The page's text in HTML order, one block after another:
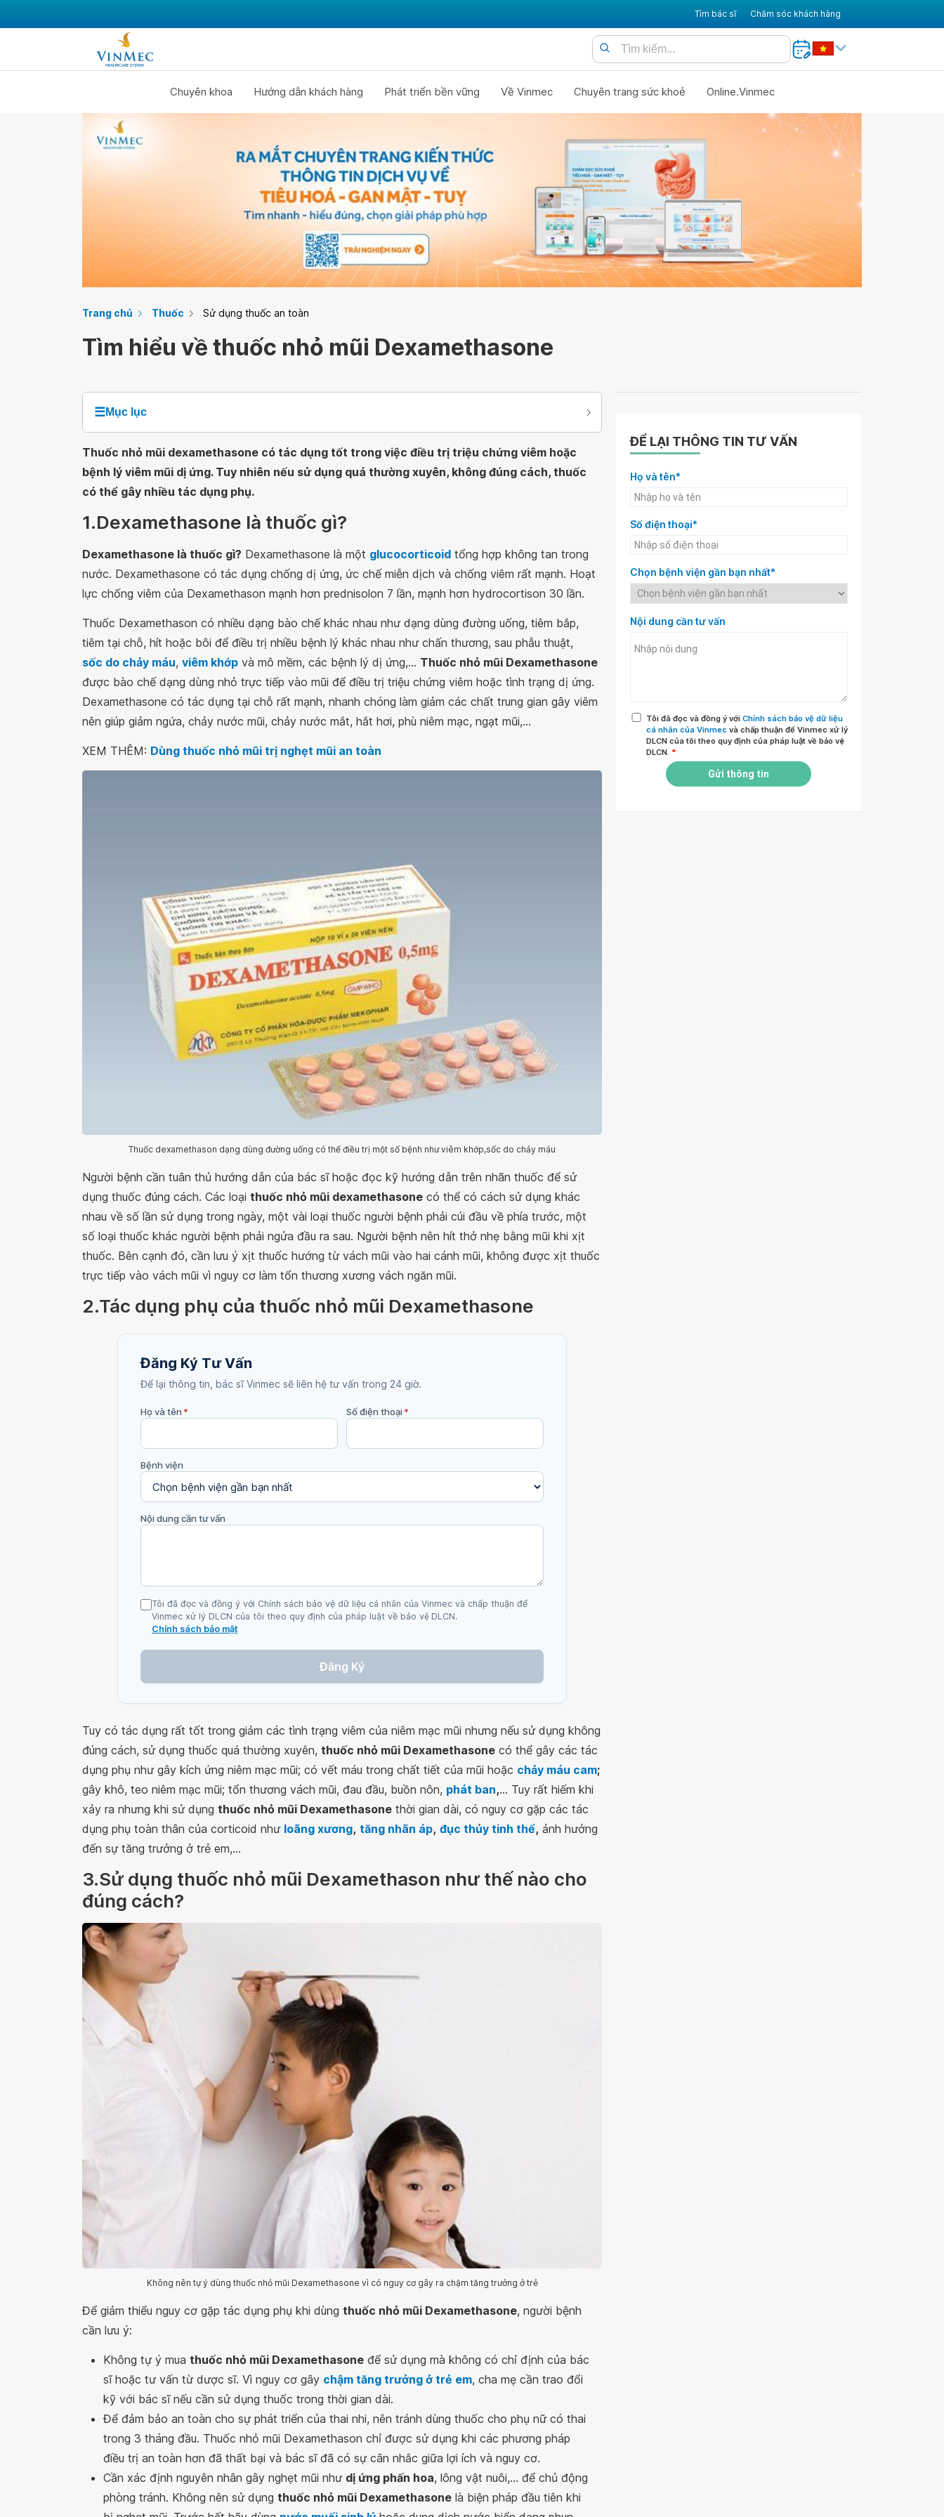
Tìm bác sĩ Chăm sóc khách hàng
Chuyên khoa Hướng dẫn khách hàng Phát triển bền vững Về Vinmec Chuyên trang sức khoẻ Online.Vinmec
Trang chủ Thuốc Sử dụng thuốc an toàn
Tìm hiểu về thuốc nhỏ mũi Dexamethasone
☰Mục lục
Thuốc nhỏ mũi dexamethasone có tác dụng tốt trong việc điều trị triệu chứng viêm hoặc
bệnh lý viêm mũi dị ứng. Tuy nhiên nếu sử dụng quá thường xuyên, không đúng cách, thuốc
có thể gây nhiều tác dụng phụ.
1.Dexamethasone là thuốc gì?
Dexamethasone là thuốc gì? Dexamethasone là một glucocorticoid tổng hợp không tan trong
nước. Dexamethasone có tác dụng chống dị ứng, ức chế miễn dịch và chống viêm rất mạnh. Hoạt
lực chống viêm của Dexamethason mạnh hơn prednisolon 7 lần, mạnh hơn hydrocortison 30 lần.
Thuốc Dexamethason có nhiều dạng bào chế khác nhau như dạng dùng đường uống, tiêm bắp,
tiêm tại chỗ, hít hoặc bôi để điều trị nhiều bệnh lý khác nhau như chấn thương, sau phẫu thuật,
sốc do chảy máu, viêm khớp và mô mềm, các bệnh lý dị ứng,... Thuốc nhỏ mũi Dexamethasone
được bào chế dạng dùng nhỏ trực tiếp vào mũi để điều trị triệu chứng viêm hoặc tình trạng dị ứng.
Dexamethasone có tác dụng tại chỗ rất mạnh, nhanh chóng làm giảm các chất trung gian gây viêm
nên giúp giảm ngứa, chảy nước mũi, chảy nước mắt, hắt hơi, phù niêm mạc, ngạt mũi,...
XEM THÊM: Dùng thuốc nhỏ mũi trị nghẹt mũi an toàn
Thuốc dexamethason dạng dùng đường uống có thể điều trị một số bệnh như viêm khớp,sốc do chảy máu
Người bệnh cần tuân thủ hướng dẫn của bác sĩ hoặc đọc kỹ hướng dẫn trên nhãn thuốc để sử
dụng thuốc đúng cách. Các loại thuốc nhỏ mũi dexamethasone có thể có cách sử dụng khác
nhau về số lần sử dụng trong ngày, một vài loại thuốc người bệnh phải cúi đầu về phía trước, một
số loại thuốc khác người bệnh phải ngửa đầu ra sau. Người bệnh nên hít thở nhẹ bằng mũi khi xịt
thuốc. Bên cạnh đó, cần lưu ý xịt thuốc hướng từ vách mũi vào hai cánh mũi, không được xịt thuốc
trực tiếp vào vách mũi vì nguy cơ làm tổn thương xương vách ngăn mũi.
2.Tác dụng phụ của thuốc nhỏ mũi Dexamethasone
Đăng Ký Tư Vấn
Để lại thông tin, bác sĩ Vinmec sẽ liên hệ tư vấn trong 24 giờ.
Họ và tên* Số điện thoại*
Bệnh viện
Nội dung cần tư vấn
Tôi đã đọc và đồng ý với Chính sách bảo vệ dữ liệu cá nhân của Vinmec và chấp thuận để
Vinmec xử lý DLCN của tôi theo quy định của pháp luật về bảo vệ DLCN.
Chính sách bảo mật
Đăng Ký
Tuy có tác dụng rất tốt trong giảm các tình trạng viêm của niêm mạc mũi nhưng nếu sử dụng không
đúng cách, sử dụng thuốc quá thường xuyên, thuốc nhỏ mũi Dexamethasone có thể gây các tác
dụng phụ như gây kích ứng niêm mạc mũi; có vết máu trong chất tiết của mũi hoặc chảy máu cam;
gây khô, teo niêm mạc mũi; tổn thương vách mũi, đau đầu, buồn nôn, phát ban,... Tuy rất hiếm khi
xảy ra nhưng khi sử dụng thuốc nhỏ mũi Dexamethasone thời gian dài, có nguy cơ gặp các tác
dụng phụ toàn thân của corticoid như loãng xương, tăng nhãn áp, đục thủy tinh thể, ảnh hưởng
đến sự tăng trưởng ở trẻ em,...
3.Sử dụng thuốc nhỏ mũi Dexamethason như thế nào cho
đúng cách?
Không nên tự ý dùng thuốc nhỏ mũi Dexamethasone vì có nguy cơ gây ra chậm tăng trưởng ở trẻ
Để giảm thiểu nguy cơ gặp tác dụng phụ khi dùng thuốc nhỏ mũi Dexamethasone, người bệnh
cần lưu ý:
Không tự ý mua thuốc nhỏ mũi Dexamethasone để sử dụng mà không có chỉ định của bác
sĩ hoặc tư vấn từ dược sĩ. Vì nguy cơ gây chậm tăng trưởng ở trẻ em, cha mẹ cần trao đổi
kỹ với bác sĩ nếu cần sử dụng thuốc trong thời gian dài.
Để đảm bảo an toàn cho sự phát triển của thai nhi, nên tránh dùng thuốc cho phụ nữ có thai
trong 3 tháng đầu. Thuốc nhỏ mũi Dexamethason chỉ được sử dụng khi các phương pháp
điều trị an toàn hơn đã thất bại và bác sĩ đã có sự cân nhắc giữa lợi ích và nguy cơ.
Cần xác định nguyên nhân gây nghẹt mũi như dị ứng phấn hoa, lông vật nuôi,... để chủ động
phòng tránh. Không nên sử dụng thuốc nhỏ mũi Dexamethasone là biện pháp đầu tiên khi
ĐỂ LẠI THÔNG TIN TƯ VẤN
Họ và tên*
Số điện thoại*
Chọn bệnh viện gần bạn nhất*
Nội dung cần tư vấn
Tôi đã đọc và đồng ý với Chính sách bảo vệ dữ liệu
cá nhân của Vinmec và chấp thuận để Vinmec xử lý
DLCN của tôi theo quy định của pháp luật về bảo vệ
DLCN. *
Gửi thông tin